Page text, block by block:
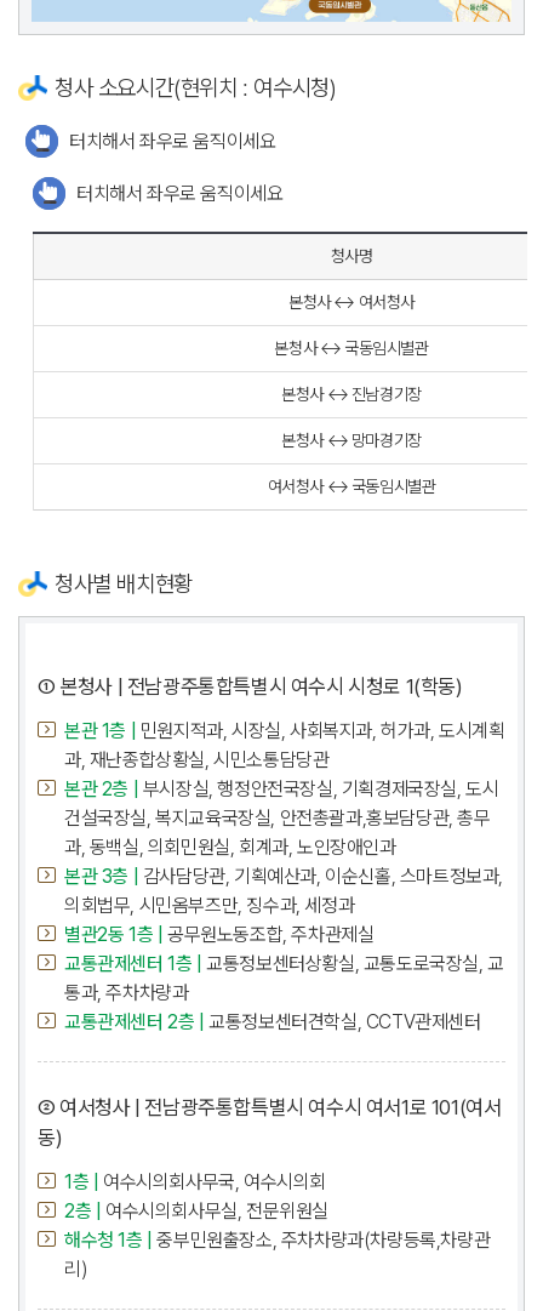
청사 소요시간(현위치 : 여수시청)
터치해서 좌우로 움직이세요
터치해서 좌우로 움직이세요
청사명
본청사 ↔ 여서청사
본청사 ↔ 국동임시별관
본청사 ↔ 진남경기장
본청사 ↔ 망마경기장
여서청사 ↔ 국동임시별관
청사별 배치현황
① 본청사 | 전남광주통합특별시 여수시 시청로 1(학동)
본관 1층 |
민원지적과, 시장실, 사회복지과, 허가과, 도시계획
과, 재난종합상황실, 시민소통담당관
본관 2층 |
부시장실, 행정안전국장실, 기획경제국장실, 도시
건설국장실, 복지교육국장실, 안전총괄과,홍보담당관, 총무
과, 동백실, 의회민원실, 회계과, 노인장애인과
본관 3층 |
감사담당관, 기획예산과, 이순신홀, 스마트정보과,
의회법무, 시민옴부즈만, 징수과, 세정과
별관2동 1층 |
공무원노동조합, 주차관제실
교통관제센터 1층 |
교통정보센터상황실, 교통도로국장실, 교
통과, 주차차량과
교통관제센터 2층 |
교통정보센터견학실, CCTV관제센터
② 여서청사 | 전남광주통합특별시 여수시 여서1로 101(여서
동)
1층 |
여수시의회사무국, 여수시의회
2층 |
여수시의회사무실, 전문위원실
해수청 1층 |
중부민원출장소, 주차차량과(차량등록,차량관
리)